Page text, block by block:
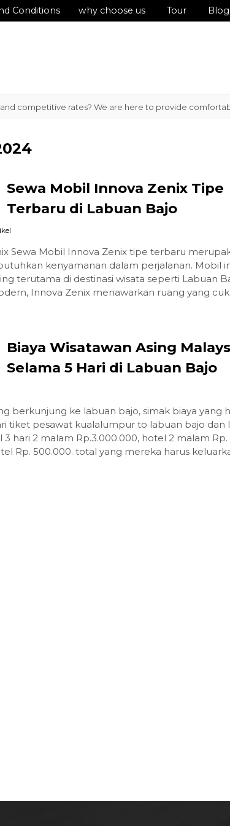
Conditions why choose us Tour Blog
competitive rates? We are here to provide comfortable
Sewa Mobil Innova Zenix Tipe
Terbaru di Labuan Bajo
Sewa Mobil Innova Zenix tipe terbaru
kenyamanan dalam perjalanan. Mobil
terutama di destinasi wisata seperti Labuan
Innova Zenix menawarkan ruang yang
Biaya Wisatawan Asing
Selama 5 Hari di Labuan Bajo
berkunjung ke labuan bajo, simak biaya yang
tiket pesawat kualalumpur to labuan bajo dan
hari 2 malam Rp.3.000.000, hotel 2 malam Rp.
Rp. 500.000. total yang mereka harus